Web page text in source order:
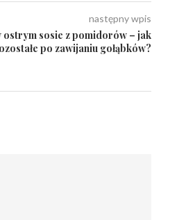
następny wpis
ostrym sosie z pomidorów – jak
po zawijaniu gołąbków?